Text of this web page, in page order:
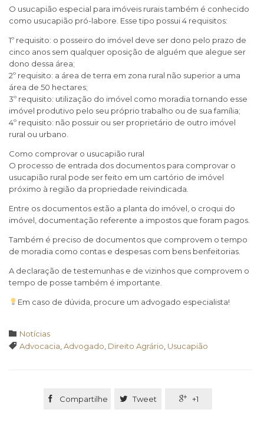
O usucapião especial para imóveis rurais também é conhecido
como usucapião pró-labore. Esse tipo possui 4 requisitos:
1º requisito: o posseiro do imóvel deve ser dono pelo prazo de
cinco anos sem qualquer oposição de alguém que alegue ser
dono dessa área;
2º requisito: a área de terra em zona rural não superior a uma
área de 50 hectares;
3º requisito: utilização do imóvel como moradia tornando esse
imóvel produtivo pelo seu próprio trabalho ou de sua família;
4º requisito: não possuir ou ser proprietário de outro imóvel
rural ou urbano.
Como comprovar o usucapião rural
O processo de entrada dos documentos para comprovar o
usucapião rural pode ser feito em um cartório de imóvel
próximo à região da propriedade reivindicada.
Entre os documentos estão a planta do imóvel, o croqui do
imóvel, documentação referente a impostos que foram pagos.
Também é preciso de documentos que comprovem o tempo
de moradia como contas e despesas com bens benfeitorias.
A declaração de testemunhas e de vizinhos que comprovem o
tempo de posse também é importante.
Em caso de dúvida, procure um advogado especialista!
 Category
Notícias
 Tags
Advocacia Advogado Direito Agrário Usucapião
 Compartilhe  Tweet  +1